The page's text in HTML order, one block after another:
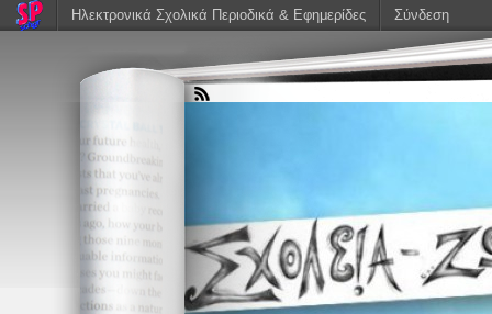
Ηλεκτρονικά Σχολικά Περιοδικά & Εφημερίδες Σύνδεση